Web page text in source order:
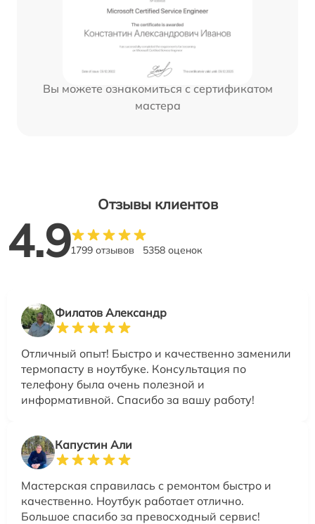
Вы можете ознакомиться с сертификатом
мастера
Отзывы клиентов
4.91799 отзывов 5358 оценок
Филатов Александр
Отличный опыт! Быстро и качественно заменили
термопасту в ноутбуке. Консультация по
телефону была очень полезной и
информативной. Спасибо за вашу работу!
Капустин Али
Мастерская справилась с ремонтом быстро и
качественно. Ноутбук работает отлично.
Большое спасибо за превосходный сервис!